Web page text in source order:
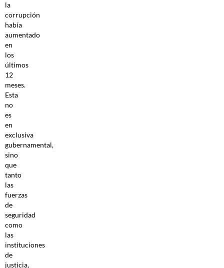
la
corrupción
había
aumentado
en
los
últimos
12
meses.
Esta
no
es
en
exclusiva
gubernamental,
sino
que
tanto
las
fuerzas
de
seguridad
como
las
instituciones
de
justicia,